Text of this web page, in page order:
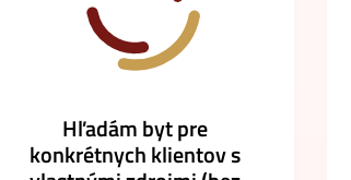
Hľadám byt pre
konkrétnych klientov s